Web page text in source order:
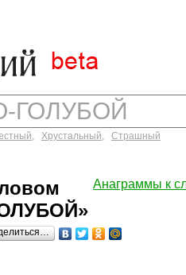
, Хрустальный, Страшный
Анаграммы к